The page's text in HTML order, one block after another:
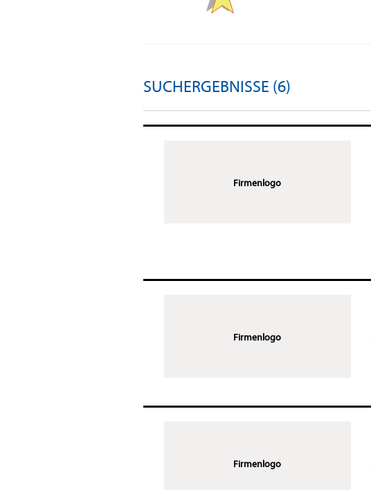
SUCHERGEBNISSE (6)
Firmenlogo
Firmenlogo
Firmenlogo